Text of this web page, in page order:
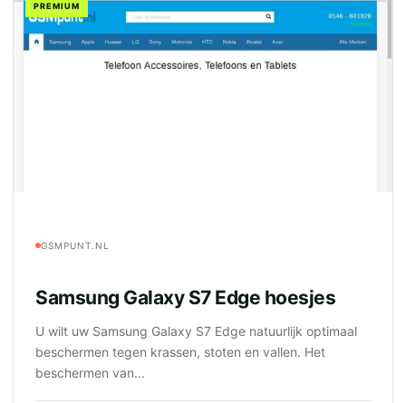
PREMIUM
GSMPUNT.NL
Samsung Galaxy S7 Edge hoesjes
U wilt uw Samsung Galaxy S7 Edge natuurlijk optimaal
beschermen tegen krassen, stoten en vallen. Het
beschermen van...